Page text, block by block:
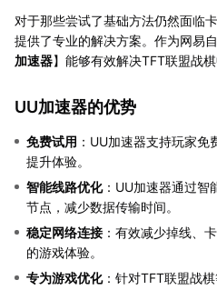
对于那些尝试了基础方法仍然面临
提供了专业的解决方案。作为网易
加速器】能够有效解决TFT联盟战
UU加速器的优势
免费试用 ：UU加速器支持玩家
提升体验。
智能线路优化：UU加速器通过智
节点，减少数据传输时间。
稳定网络连接 ：有效减少掉线、
的游戏体验。
专为游戏优化：针对TFT联盟战